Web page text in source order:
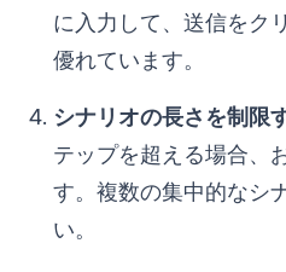
に入力して、送信をク
優れています。
シナリオの長さを制限
テップを超える場合、
す。複数の集中的なシ
い。